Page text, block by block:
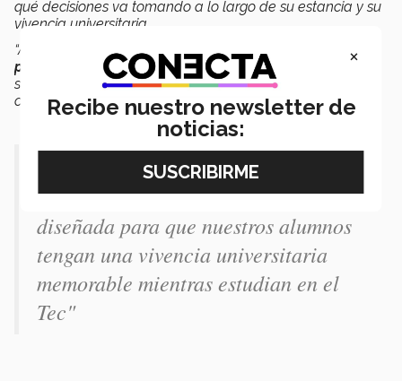
qué decisiones va tomando a lo largo de su estancia y su
vivencia universitaria.
“Al mismo tiempo ir viendo cuáles son sus
preferencias
, y cómo conecta con otros estudiantes y
sobre todo que pueda tener una relación muy personal
con su mentor de éxito estudiantil”,explicó.
"miVidaTec es la primera plataforma
tecnológica que está pensada y
diseñada para que nuestros alumnos
tengan una vivencia universitaria
memorable mientras estudian en el
Tec"
×
Recibe nuestro newsletter de
noticias: